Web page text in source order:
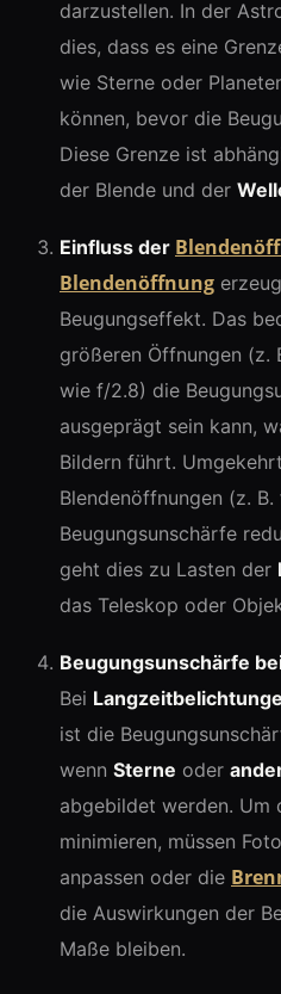
darzustellen. In der
dies, dass es eine
wie Sterne oder
können, bevor die
Diese Grenze ist
der Blende und der
Einfluss der
Blendenöffnung
Beugungseffekt. Das
größeren Öffnungen (z.
wie f/2.8) die
ausgeprägt sein kann,
Bildern führt.
Blendenöffnungen (z.
Beugungsunschärfe
geht dies zu Lasten der
das Teleskop oder
Beugungsunschärfe
Bei
ist die
wenn Sterne oder
abgebildet werden. Um
minimieren, müssen
anpassen oder die
die Auswirkungen der
Maße bleiben.